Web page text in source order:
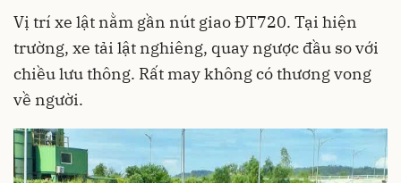
Vị trí xe lật nằm gần nút giao ĐT720. Tại hiện
trường, xe tải lật nghiêng, quay ngược đầu so với
chiều lưu thông. Rất may không có thương vong
về người.